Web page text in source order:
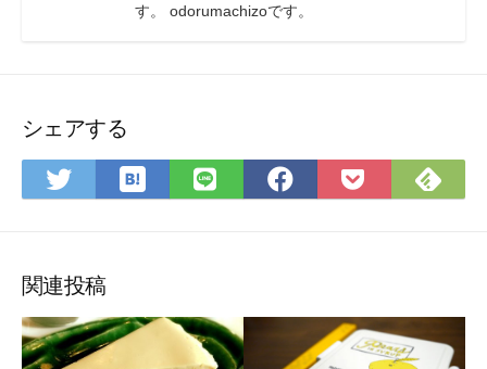
す。 odorumachizoです。
シェアする
Twitter
で
ア
は
て
マ
LINE
で
Facebook
で
Pocket
に
で
関連投稿